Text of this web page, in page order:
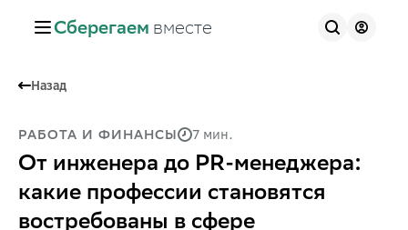
Сберегаем вместе
Назад
РАБОТА И ФИНАНСЫ 7 мин.
От инженера до PR-менеджера:
какие профессии становятся
востребованы в сфере